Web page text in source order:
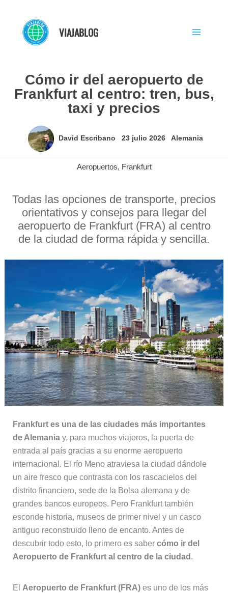
contenido
VIAJABLOG
Cómo ir del aeropuerto de
Frankfurt al centro: tren, bus,
taxi y precios
David Escribano 23 julio 2026 Alemania
Aeropuertos, Frankfurt
Todas las opciones de transporte, precios
orientativos y consejos para llegar del
aeropuerto de Frankfurt (FRA) al centro
de la ciudad de forma rápida y sencilla.
Frankfurt es una de las ciudades más importantes
de Alemaniay, para muchos viajeros, la puerta de
entrada al país gracias a su enorme aeropuerto
internacional. El río Meno atraviesa la ciudad dándole
un aire fresco que contrasta con los rascacielos del
distrito financiero, sede de la Bolsa alemana y de
grandes bancos europeos. Pero Frankfurt también
esconde historia, museos de primer nivel y un casco
antiguo reconstruido lleno de encanto. Antes de
descubrir todo esto, lo primero es saber cómo ir del
Aeropuerto de Frankfurt al centro de la ciudad .
El Aeropuerto de Frankfurt (FRA)es uno de los más